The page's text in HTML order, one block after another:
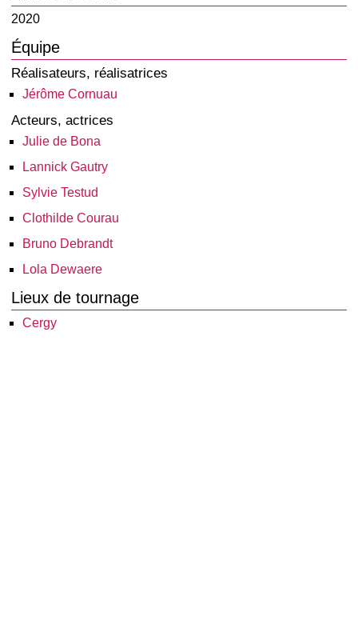
2020
Équipe
Réalisateurs, réalisatrices
Jérôme Cornuau
Acteurs, actrices
Julie de Bona
Lannick Gautry
Sylvie Testud
Clothilde Courau
Bruno Debrandt
Lola Dewaere
Lieux de tournage
Cergy